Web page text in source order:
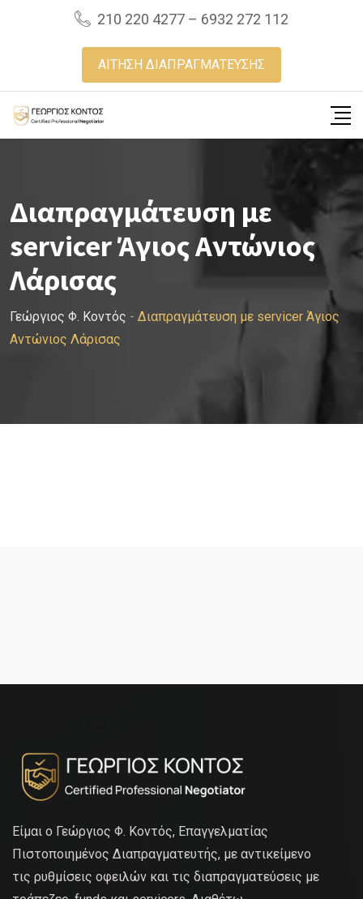
210 220 4277 – 6932 272 112
ΑΙΤΗΣΗ ΔΙΑΠΡΑΓΜΑΤΕΥΣΗΣ
Διαπραγμάτευση με
servicer Άγιος Αντώνιος
Λάρισας
Γεώργιος Φ. Κοντός - Διαπραγμάτευση με servicer Άγιος
Αντώνιος Λάρισας
Είμαι ο Γεώργιος Φ. Κοντός, Επαγγελματίας
Πιστοποιημένος Διαπραγματευτής, με αντικείμενο
τις ρυθμίσεις οφειλών και τις διαπραγματεύσεις με